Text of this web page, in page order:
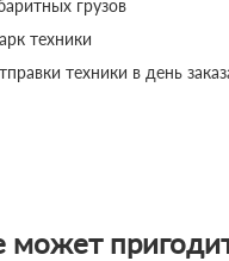
грузов
техники
техники в день
может